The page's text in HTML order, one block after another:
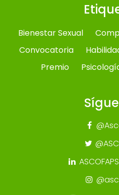
Bienestar Sexual
Convocatoria
Premio